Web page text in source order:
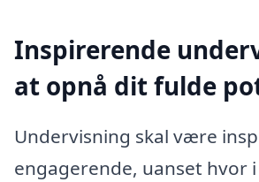
Inspirerende
at opnå dit fulde
Undervisning skal være
engagerende, uanset hvor